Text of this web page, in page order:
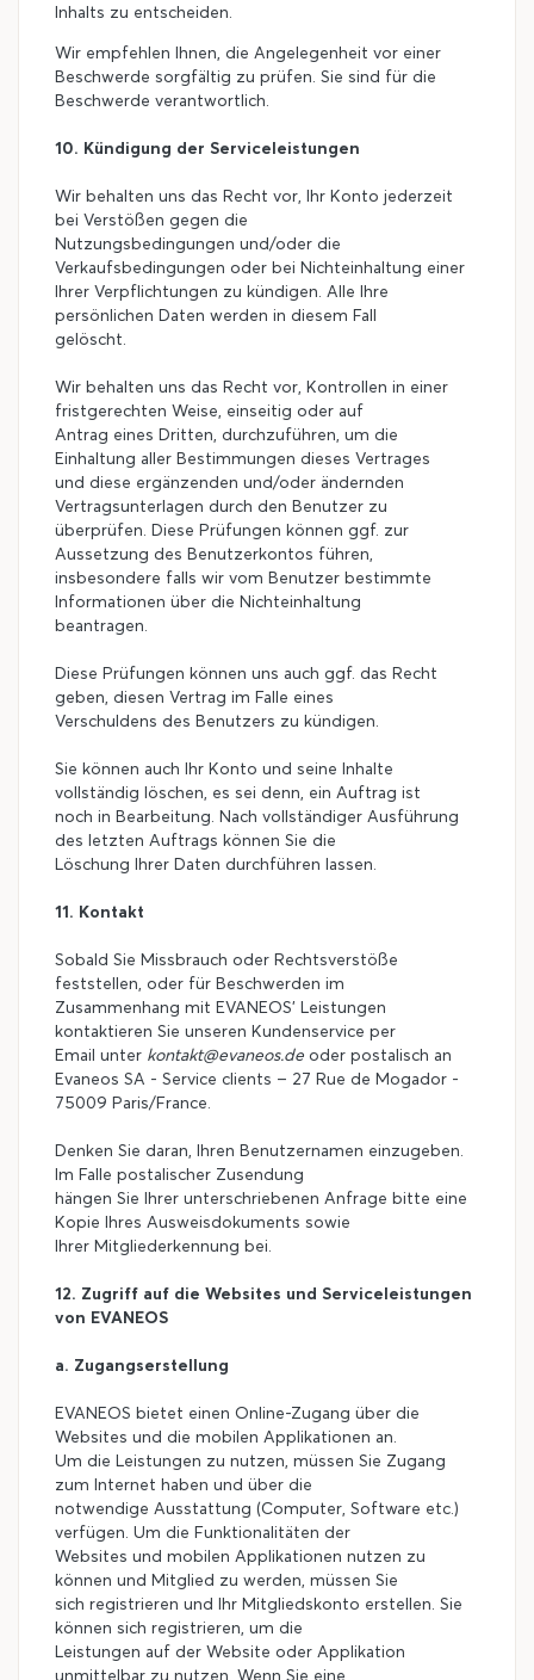
Inhalts zu entscheiden.
Wir empfehlen Ihnen, die Angelegenheit vor einer
Beschwerde sorgfältig zu prüfen. Sie sind für die
Beschwerde verantwortlich.
10. Kündigung der Serviceleistungen
Wir behalten uns das Recht vor, Ihr Konto jederzeit
bei Verstößen gegen die
Nutzungsbedingungen und/oder die
Verkaufsbedingungen oder bei Nichteinhaltung einer
Ihrer Verpflichtungen zu kündigen. Alle Ihre
persönlichen Daten werden in diesem Fall
gelöscht.
Wir behalten uns das Recht vor, Kontrollen in einer
fristgerechten Weise, einseitig oder auf
Antrag eines Dritten, durchzuführen, um die
Einhaltung aller Bestimmungen dieses Vertrages
und diese ergänzenden und/oder ändernden
Vertragsunterlagen durch den Benutzer zu
überprüfen. Diese Prüfungen können ggf. zur
Aussetzung des Benutzerkontos führen,
insbesondere falls wir vom Benutzer bestimmte
Informationen über die Nichteinhaltung
beantragen.
Diese Prüfungen können uns auch ggf. das Recht
geben, diesen Vertrag im Falle eines
Verschuldens des Benutzers zu kündigen.
Sie können auch Ihr Konto und seine Inhalte
vollständig löschen, es sei denn, ein Auftrag ist
noch in Bearbeitung. Nach vollständiger Ausführung
des letzten Auftrags können Sie die
Löschung Ihrer Daten durchführen lassen.
11. Kontakt
Sobald Sie Missbrauch oder Rechtsverstöße
feststellen, oder für Beschwerden im
Zusammenhang mit EVANEOS’ Leistungen
kontaktieren Sie unseren Kundenservice per
Email unter kontakt@evaneos.de oder postalisch an
Evaneos SA - Service clients – 27 Rue de Mogador -
75009 Paris/France.
Denken Sie daran, Ihren Benutzernamen einzugeben.
Im Falle postalischer Zusendung
hängen Sie Ihrer unterschriebenen Anfrage bitte eine
Kopie Ihres Ausweisdokuments sowie
Ihrer Mitgliederkennung bei.
12. Zugriff auf die Websites und Serviceleistungen
von EVANEOS
a. Zugangserstellung
EVANEOS bietet einen Online-Zugang über die
Websites und die mobilen Applikationen an.
Um die Leistungen zu nutzen, müssen Sie Zugang
zum Internet haben und über die
notwendige Ausstattung (Computer, Software etc.)
verfügen. Um die Funktionalitäten der
Websites und mobilen Applikationen nutzen zu
können und Mitglied zu werden, müssen Sie
sich registrieren und Ihr Mitgliedskonto erstellen. Sie
können sich registrieren, um die
Leistungen auf der Website oder Applikation
unmittelbar zu nutzen. Wenn Sie eine